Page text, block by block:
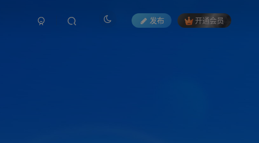
发布 开通会员